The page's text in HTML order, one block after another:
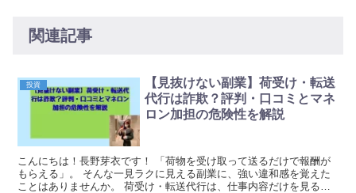
関連記事
投資
【見抜けない副業】荷受け・転送
代行は詐欺？評判・口コミとマネ
ロン加担の危険性を解説
こんにちは！長野芽衣です！ 「荷物を受け取って送るだけで報酬が
もらえる」。 そんな一見ラクに見える副業に、強い違和感を覚えた
ことはありませんか。 荷受け・転送代行は、仕事内容だけを見ると